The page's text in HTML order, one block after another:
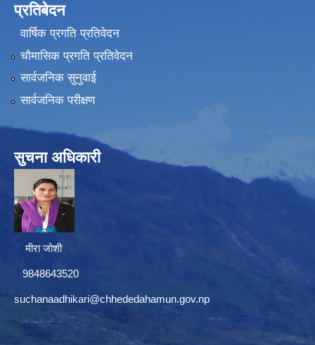
प्रतिबेदन
वार्षिक प्रगति प्रतिवेदन
चौमासिक प्रगति प्रतिवेदन
सार्वजनिक सुनुवाई
सार्वजनिक परीक्षण
सुचना अधिकारी
मीरा जोशी
9848643520
suchanaadhikari@chhededahamun.gov.np